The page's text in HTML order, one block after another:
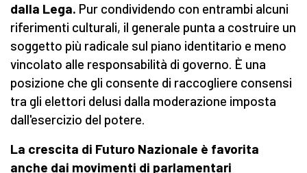
dalla Lega. Pur condividendo con entrambi alcuni
riferimenti culturali, il generale punta a costruire un
soggetto più radicale sul piano identitario e meno
vincolato alle responsabilità di governo. È una
posizione che gli consente di raccogliere consensi
tra gli elettori delusi dalla moderazione imposta
dall'esercizio del potere.
La crescita di Futuro Nazionale è favorita
anche dai movimenti di parlamentari